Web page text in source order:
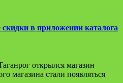
в приложении каталога
открылся магазин
магазина стали появляться